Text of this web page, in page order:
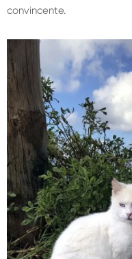
convincente.